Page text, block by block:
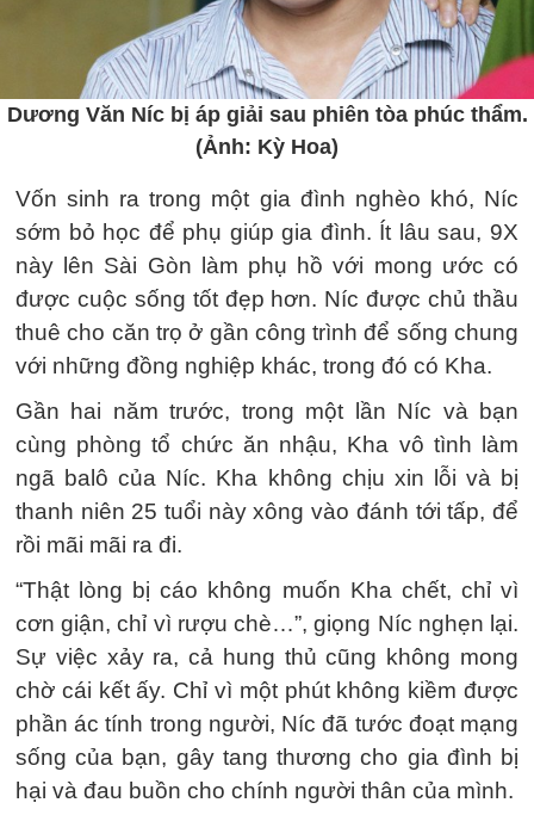
Dương Văn Níc bị áp giải sau phiên tòa phúc thẩm.
(Ảnh: Kỳ Hoa)
Vốn sinh ra trong một gia đình nghèo khó, Níc
sớm bỏ học để phụ giúp gia đình. Ít lâu sau, 9X
này lên Sài Gòn làm phụ hồ với mong ước có
được cuộc sống tốt đẹp hơn. Níc được chủ thầu
thuê cho căn trọ ở gần công trình để sống chung
với những đồng nghiệp khác, trong đó có Kha.
Gần hai năm trước, trong một lần Níc và bạn
cùng phòng tổ chức ăn nhậu, Kha vô tình làm
ngã balô của Níc. Kha không chịu xin lỗi và bị
thanh niên 25 tuổi này xông vào đánh tới tấp, để
rồi mãi mãi ra đi.
“Thật lòng bị cáo không muốn Kha chết, chỉ vì
cơn giận, chỉ vì rượu chè…”, giọng Níc nghẹn lại.
Sự việc xảy ra, cả hung thủ cũng không mong
chờ cái kết ấy. Chỉ vì một phút không kiềm được
phần ác tính trong người, Níc đã tước đoạt mạng
sống của bạn, gây tang thương cho gia đình bị
hại và đau buồn cho chính người thân của mình.